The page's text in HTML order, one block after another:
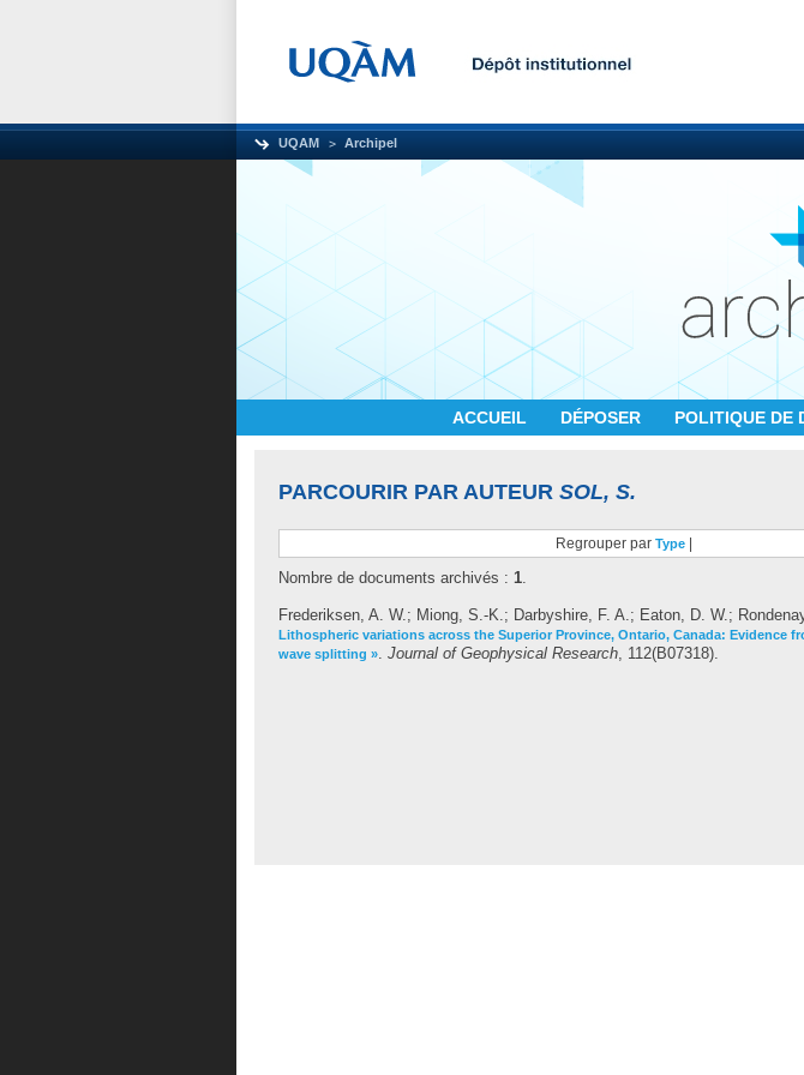
UQAM Archipel
ACCUEIL DÉPOSER POLITIQUE DE
PARCOURIR PAR AUTEUR SOL, S.
Regrouper par Type
Nombre de documents archivés : 1.
Frederiksen, A. W.; Miong, S.-K.; Darbyshire, F. A.; Eaton, D. W.;
Lithospheric variations across the Superior Province, Ontario, Canada: Evidence
wave splitting ». Journal of Geophysical Research, 112(B07318).